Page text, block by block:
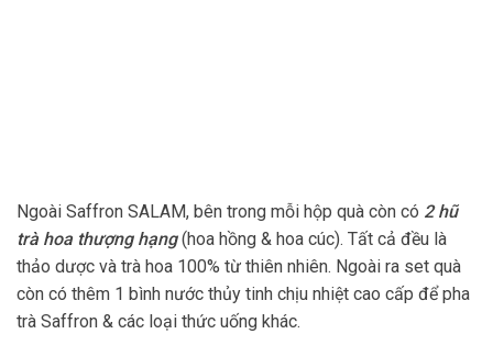
Ngoài Saffron SALAM, bên trong mỗi hộp quà còn có 2 hũ
trà hoa thượng hạng(hoa hồng & hoa cúc). Tất cả đều là
thảo dược và trà hoa 100% từ thiên nhiên. Ngoài ra set quà
còn có thêm 1 bình nước thủy tinh chịu nhiệt cao cấp để pha
trà Saffron & các loại thức uống khác.